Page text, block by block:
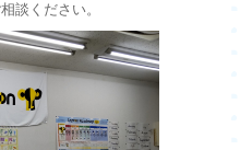
談ください。